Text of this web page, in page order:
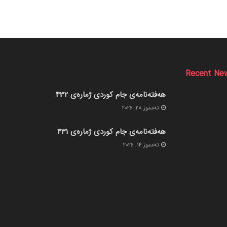
Recent
هەفتەنامەی جام کوردی ژمارەی 432
ته‌مموز 28, 2026
هەفتەنامەی جام کوردی ژمارەی 431
ته‌مموز 14, 2026